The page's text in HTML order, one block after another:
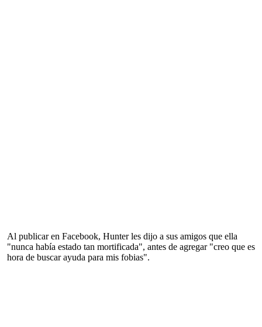
Al publicar en Facebook, Hunter les dijo a sus amigos que ella
"nunca había estado tan mortificada", antes de agregar "creo que es
hora de buscar ayuda para mis fobias".